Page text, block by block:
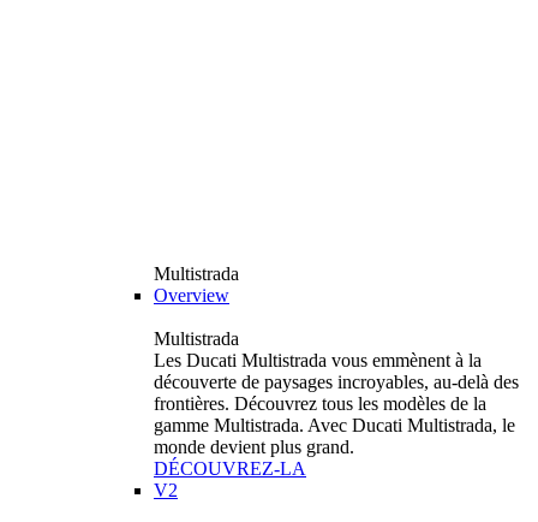
Multistrada
Overview
Multistrada
Les Ducati Multistrada vous emmènent à la
découverte de paysages incroyables, au-delà des
frontières. Découvrez tous les modèles de la
gamme Multistrada. Avec Ducati Multistrada, le
monde devient plus grand.
DÉCOUVREZ-LA
V2